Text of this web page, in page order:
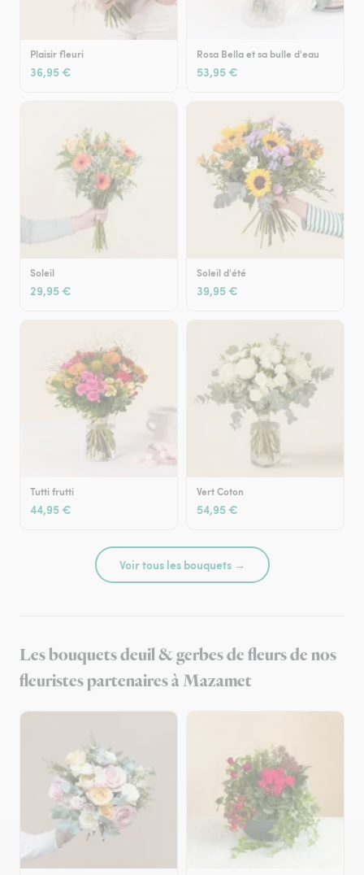
Plaisir fleuri
36,95 €
Rosa Bella et sa bulle d'eau
53,95 €
Soleil
29,95 €
Soleil d'été
39,95 €
Tutti frutti
44,95 €
Vert Coton
54,95 €
Voir tous les bouquets →
Les bouquets deuil & gerbes de fleurs de nos
fleuristes partenaires à Mazamet